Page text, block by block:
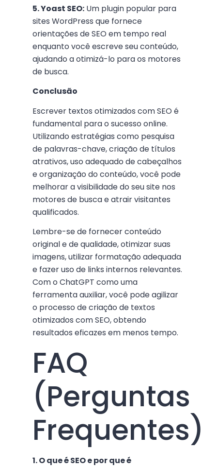
5. Yoast SEO: Um plugin popular para
sites WordPress que fornece
orientações de SEO em tempo real
enquanto você escreve seu conteúdo,
ajudando a otimizá-lo para os motores
de busca.
Conclusão
Escrever textos otimizados com SEO é
fundamental para o sucesso online.
Utilizando estratégias como pesquisa
de palavras-chave, criação de títulos
atrativos, uso adequado de cabeçalhos
e organização do conteúdo, você pode
melhorar a visibilidade do seu site nos
motores de busca e atrair visitantes
qualificados.
Lembre-se de fornecer conteúdo
original e de qualidade, otimizar suas
imagens, utilizar formatação adequada
e fazer uso de links internos relevantes.
Com o ChatGPT como uma
ferramenta auxiliar, você pode agilizar
o processo de criação de textos
otimizados com SEO, obtendo
resultados eficazes em menos tempo.
FAQ
(Perguntas
Frequentes)
1. O que é SEO e por que é